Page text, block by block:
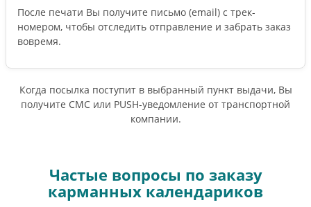
После печати Вы получите письмо (email) c трек-
номером, чтобы отследить отправление и забрать заказ
вовремя.
Когда посылка поступит в выбранный пункт выдачи, Вы
получите СМС или PUSH-уведомление от транспортной
компании.
Частые вопросы по заказу
карманных календариков